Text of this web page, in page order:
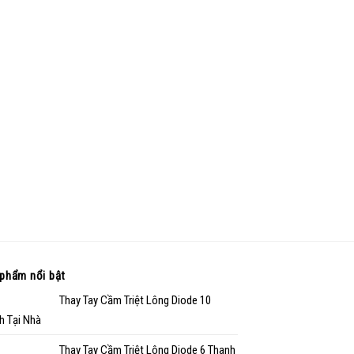
nổi bật
Thay Tay Cầm Triệt Lông Diode 10
Tại Nhà
Thay Tay Cầm Triệt Lông Diode 6 Thanh